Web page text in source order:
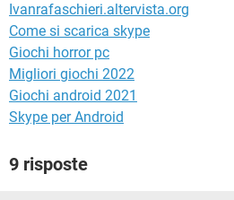
Ivanrafaschieri.altervista.org
Come si scarica skype
Giochi horror pc
Migliori giochi 2022
Giochi android 2021
Skype per Android
9 risposte